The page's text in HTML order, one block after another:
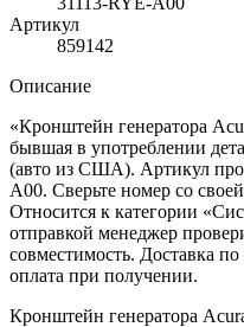
Артикул
859142
Описание
«Кронштейн генератора
бывшая в употреблении
(авто из США). Артикул
A00. Сверьте номер со
Относится к категории
отправкой менеджер
совместимость. Доставка
оплата при получении.
Кронштейн генератора